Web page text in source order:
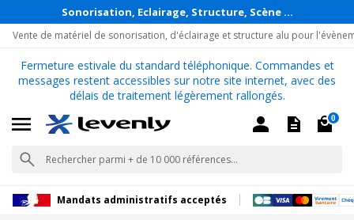
Sonorisation, Eclairage, Structure, Scène ...
Vente de matériel de sonorisation, d'éclairage et structure alu pour
Fermeture estivale du standard téléphonique. Commandes et
messages restent accessibles sur notre site internet, avec des
délais de traitement légèrement rallongés.
0
Mandats administratifs acceptés